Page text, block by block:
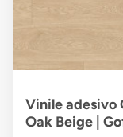
Vinile adesivo
Oak Beige |